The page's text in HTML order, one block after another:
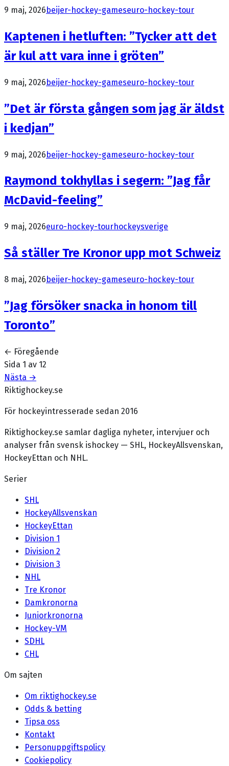
9 maj, 2026beijer-hockey-gameseuro-hockey-tour
Kaptenen i hetluften: ”Tycker att det
är kul att vara inne i gröten”
9 maj, 2026beijer-hockey-gameseuro-hockey-tour
”Det är första gången som jag är äldst
i kedjan”
9 maj, 2026beijer-hockey-gameseuro-hockey-tour
Raymond tokhyllas i segern: ”Jag får
McDavid-feeling”
9 maj, 2026euro-hockey-tourhockeysverige
Så ställer Tre Kronor upp mot Schweiz
8 maj, 2026 beijer-hockey-gameseuro-hockey-tour
”Jag försöker snacka in honom till
Toronto”
← Föregående
Sida 1 av 12
Nästa →
Riktighockey.se
För hockeyintresserade sedan 2016
Riktighockey.se samlar dagliga nyheter, intervjuer och
analyser från svensk ishockey — SHL, HockeyAllsvenskan,
HockeyEttan och NHL.
Serier
SHL
HockeyAllsvenskan
HockeyEttan
Division 1
Division 2
Division 3
NHL
Tre Kronor
Damkronorna
Juniorkronorna
Hockey-VM
SDHL
CHL
Om sajten
Om riktighockey.se
Odds & betting
Tipsa oss
Kontakt
Personuppgiftspolicy
Cookiepolicy